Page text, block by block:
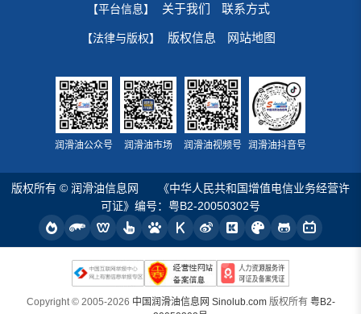
【平台信息】 关于我们 联系方式
【法律与版权】 版权信息 网站地图
润滑油公众号 润滑油市场 润滑油视频号 润滑油抖音号
版权所有 © 润滑油信息网
《中华人民共和国增值电信业务经营许
可证》编号：粤B2-20050302号
Copyright © 2005-2026 中国润滑油信息网 Sinolub.com版权所有 粤B2-